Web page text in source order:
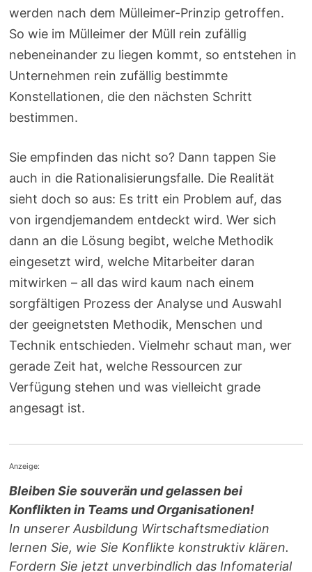
werden nach dem Mülleimer-Prinzip getroffen.
So wie im Mülleimer der Müll rein zufällig
nebeneinander zu liegen kommt, so entstehen in
Unternehmen rein zufällig bestimmte
Konstellationen, die den nächsten Schritt
bestimmen.
Sie empfinden das nicht so? Dann tappen Sie
auch in die Rationalisierungsfalle. Die Realität
sieht doch so aus: Es tritt ein Problem auf, das
von irgendjemandem entdeckt wird. Wer sich
dann an die Lösung begibt, welche Methodik
eingesetzt wird, welche Mitarbeiter daran
mitwirken – all das wird kaum nach einem
sorgfältigen Prozess der Analyse und Auswahl
der geeignetsten Methodik, Menschen und
Technik entschieden. Vielmehr schaut man, wer
gerade Zeit hat, welche Ressourcen zur
Verfügung stehen und was vielleicht grade
angesagt ist.
Anzeige:
Bleiben Sie souverän und gelassen bei
Konflikten in Teams und Organisationen!
In unserer Ausbildung Wirtschaftsmediation
lernen Sie, wie Sie Konflikte konstruktiv klären.
Fordern Sie jetzt unverbindlich das Infomaterial